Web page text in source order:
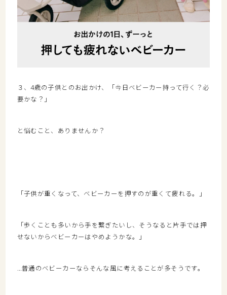
３、4歳の子供とのお出かけ、「今日ベビーカー持って行く？必
要かな？」
と悩むこと、ありませんか？
「子供が重くなって、ベビーカーを押すのが重くて疲れる。」
「歩くことも多いから手を繋ぎたいし、そうなると片手では押
せないからベビーカーはやめようかな。」
…普通のベビーカーならそんな風に考えることが多そうです。